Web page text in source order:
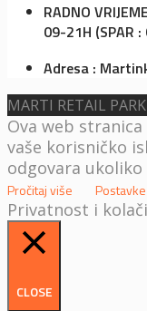
RADNO VRIJEME
09-21H (SPAR
Adresa :
MARTI RETAIL
Ova web
vaše korisničko
odgovara
Pročitaj više
Privatnost i
CLOSE